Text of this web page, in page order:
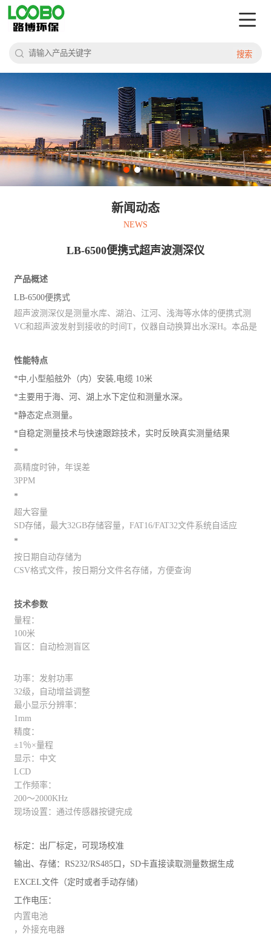
搜索
新闻动态
NEWS
LB-6500便携式超声波测深仪
产品概述
LB-6500便携式
超声波测深仪是测量水库、湖泊、江河、浅海等水体的便携式测
深仪，测深时将超声波换能器置于水面或一定位置，利用超声波
VC和超声波发射到接收的时间T，仪器自动换算出水深H。本品是
用大规模集成电路，元件贴片率99%，并以液晶显示测深结果，
保证了产品的长期可靠性，同时将其功耗降到了极低。可选信号
输出，弥补了传统手持产品无输出的产品不足。具有测量精确、
方便等优点。仪器可在静水中测深，也可在具有一定速度的水中
测深；水流速度可达5m/秒左右，是水文测验、水电厂、库区、湖
泊、河道勘测和环境水域监测的理想水深测量仪器。
性能特点
*中,小型船舷外（内）安装,电缆 10米
*主要用于海、河、湖上水下定位和测量水深。
*静态定点测量。
*自稳定测量技术与快速跟踪技术，实时反映真实测量结果
*
高精度时钟，年误差
3PPM
*
超大容量
SD存储，最大32GB存储容量，FAT16/FAT32文件系统自适应
*
按日期自动存储为
CSV格式文件，按日期分文件名存储，方便查询
技术参数
量程：
100米
盲区：自动检测盲区
功率：发射功率
32级，自动增益调整
最小显示分辨率：
1mm
精度：
±1％×量程
显示：中文
LCD
工作频率：
200～2000KHz
现场设置：通过传感器按键完成
标定：出厂标定，可现场校准
输出、存储：RS232/RS485口，SD卡直接读取测量数据生成
EXCEL文件（定时或者手动存储)
工作电压：
内置电池
，外接充电器